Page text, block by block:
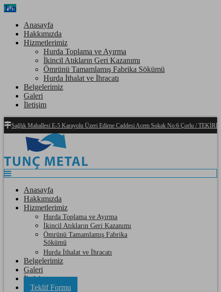
Top
Anasayfa
Hakkımızda
Hizmetlerimiz
Hurda Toplama ve Ayırma
İkincil Atıkların Geri Kazanımı
Ömrünü Tamamlamış Fabrika Sökümü
Hurda İthalat ve İhracatı
Belgelerimiz
Galeri
İletişim
Sağlık Mahallesi E-5 Karayolu Üzeri Edirne Caddesi Acem Sokak No:6 Çorlu /
Anasayfa
Hakkımızda
Hizmetlerimiz
Hurda Toplama ve Ayırma
İkincil Atıkların Geri Kazanımı
Ömrünü Tamamlamış Fabrika
Sökümü
Hurda İthalat ve İhracatı
Belgelerimiz
Galeri
İletişim
Teklif Formu